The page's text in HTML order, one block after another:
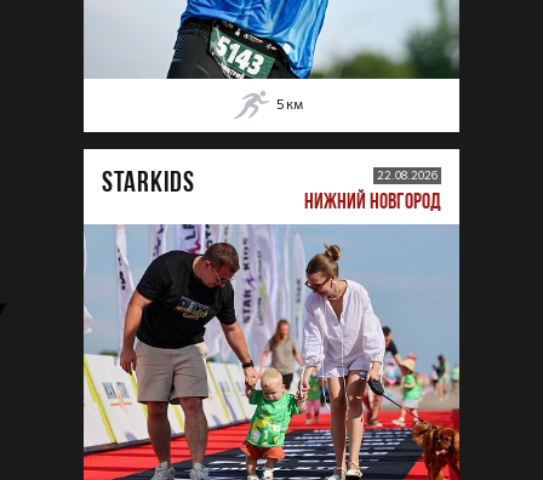
5 км
STARKIDS 22.08.2026
НИЖНИЙ НОВГОРОД